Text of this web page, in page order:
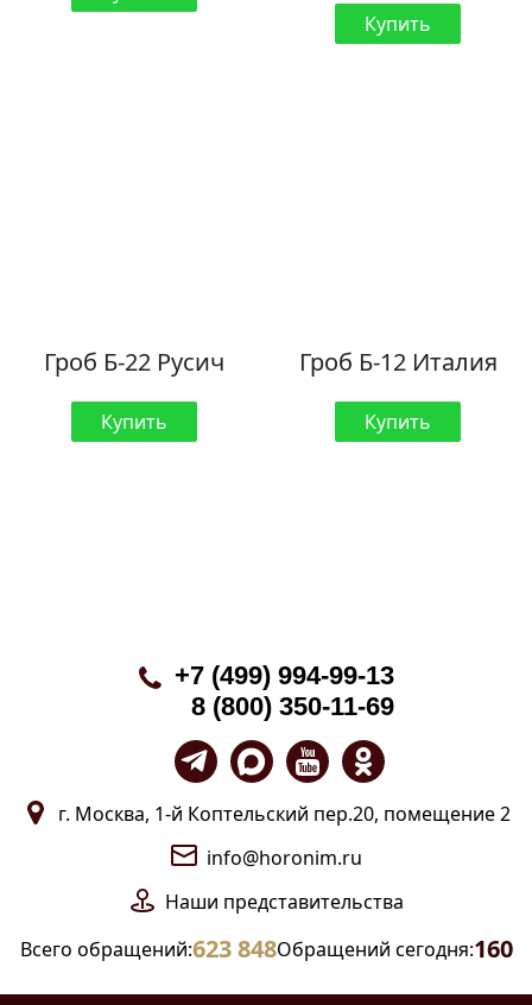
Купить
Гроб Б-22 Русич
Купить
Гроб Б-12 Италия
Купить
+7 (499) 994-99-13
8 (800) 350-11-69
г. Москва, 1-й Коптельский пер.20, помещение 2
info@horonim.ru
Наши представительства
Всего обращений:623 848Обращений сегодня:160